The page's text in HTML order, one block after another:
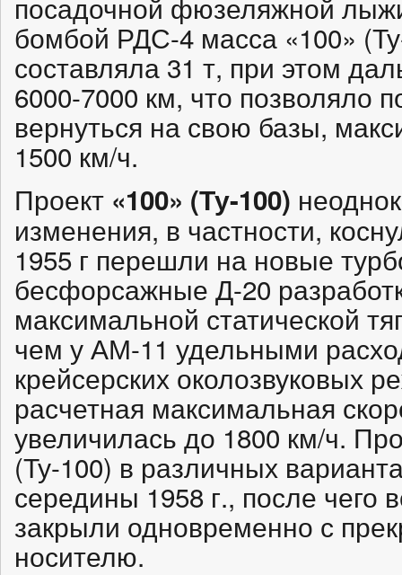
бомбой РДС-4 масса «100»
составляла 31 т, при этом
6000-7000 км, что позволяло
вернуться на свою базы,
1500 км/ч.
Проект «100» (Ту-100)
изменения, в частности,
1955 г перешли на новые
бесфорсажные Д-20
максимальной статической
чем у АМ-11 удельными
крейсерских околозвуковых
расчетная максимальная
увеличилась до 1800 км/ч.
(Ту-100) в различных
середины 1958 г., после чего
закрыли одновременно с
носителю.